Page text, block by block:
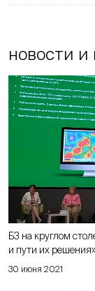
новости и
30 июня 2021
Б3 на круглом
и пути их